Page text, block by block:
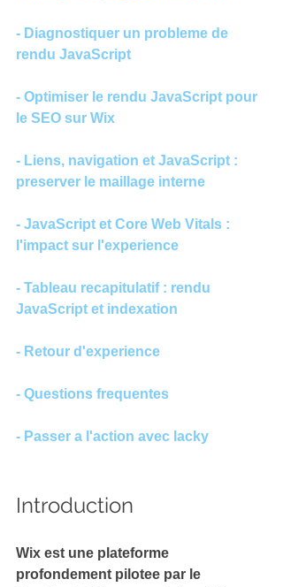
- Diagnostiquer un probleme de
rendu JavaScript
- Optimiser le rendu JavaScript pour
le SEO sur Wix
- Liens, navigation et JavaScript :
preserver le maillage interne
- JavaScript et Core Web Vitals :
l'impact sur l'experience
- Tableau recapitulatif : rendu
JavaScript et indexation
- Retour d'experience
- Questions frequentes
- Passer a l'action avec lacky
Introduction
Wix est une plateforme
profondement pilotee par le